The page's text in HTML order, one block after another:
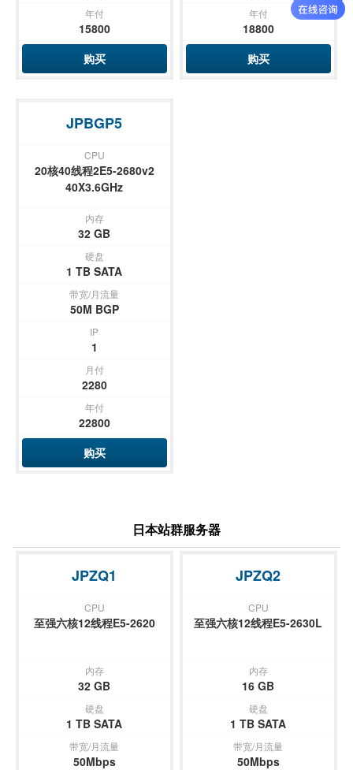
年付
15800
购买
年付
18800
购买
JPBGP5
CPU
20核40线程2E5-2680v2
40X3.6GHz
内存
32 GB
硬盘
1 TB SATA
带宽/月流量
50M BGP
IP
1
月付
2280
年付
22800
购买
日本站群服务器
JPZQ1
CPU
至强六核12线程E5-2620
内存
32 GB
硬盘
1 TB SATA
带宽/月流量
50Mbps
JPZQ2
CPU
至强六核12线程E5-2630L
内存
16 GB
硬盘
1 TB SATA
带宽/月流量
50Mbps